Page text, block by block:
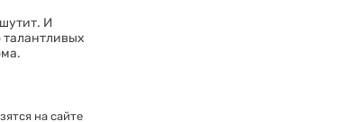
И
талантливых
на сайте